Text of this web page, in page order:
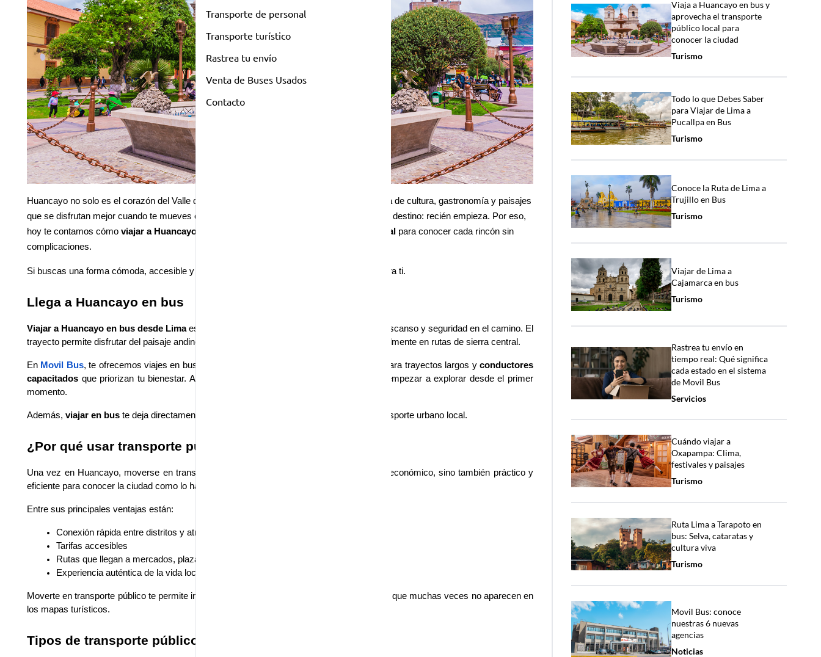
Huancayo no solo es el corazón del Valle del Mantaro, también es una ciudad vibrante, llena de cultura, gastronomía y paisajes
que se disfrutan mejor cuando te mueves como local. El viaje no termina cuando llegas a tu destino: recién empieza. Por eso,
hoy te contamos cómo viajar a Huancayo en bus transporte público local para conocer cada rincón sin
complicaciones.
Si buscas una forma cómoda, accesible y auténtica de recorrer Huancayo, esta guía es para ti.
Llega a Huancayo en bus
Viajar a Huancayo en bus desde Lima es una excelente opción si buscas tranquilidad, descanso y seguridad en el camino. El
trayecto permite disfrutar del paisaje andino sin la presión de manejar largas horas, especialmente en rutas de sierra central.
En Movil Bus, te ofrecemos viajes en bus cómodos y seguros, con unidades diseñadas para trayectos largos y conductores
capacitados que priorizan tu bienestar. Así llegas a Huancayo descansado y listo para empezar a explorar desde el primer
momento.
Además, viajar en bus te deja directamente en la ciudad, facilitando la conexión con el transporte urbano local.
¿Por qué usar transporte público en Huancayo?
Una vez en Huancayo, moverse en transporte público es una buena opción. No solo es económico, sino también práctico y
eficiente para conocer la ciudad como lo hacen sus habitantes.
Entre sus principales ventajas están:
Conexión rápida entre distritos y atractivos turísticos
Tarifas accesibles
Rutas que llegan a mercados, plazas y zonas culturales
Experiencia auténtica de la vida local
Moverte en transporte público te permite integrarte al ritmo de la ciudad y descubrir lugares que muchas veces no aparecen en
los mapas turísticos.
Tipos de transporte público que encontrarás en Huancayo
Viaja a Huancayo en bus y
aprovecha el transporte
público local para
conocer la ciudad
Turismo
Todo lo que Debes Saber
para Viajar de Lima a
Pucallpa en Bus
Turismo
Conoce la Ruta de Lima a
Trujillo en Bus
Turismo
Viajar de Lima a
Cajamarca en bus
Turismo
Rastrea tu envío en
tiempo real: Qué significa
cada estado en el sistema
de Movil Bus
Servicios
Cuándo viajar a
Oxapampa: Clima,
festivales y paisajes
Turismo
Ruta Lima a Tarapoto en
bus: Selva, cataratas y
cultura viva
Turismo
Movil Bus: conoce
nuestras 6 nuevas
agencias
Noticias
Transporte de personal
Transporte turístico
Rastrea tu envío
Venta de Buses Usados
Contacto